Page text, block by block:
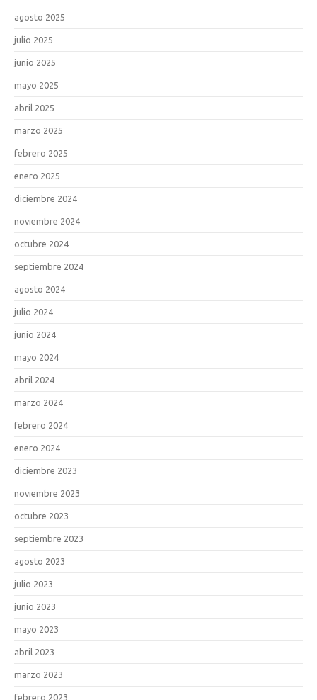
agosto 2025
julio 2025
junio 2025
mayo 2025
abril 2025
marzo 2025
febrero 2025
enero 2025
diciembre 2024
noviembre 2024
octubre 2024
septiembre 2024
agosto 2024
julio 2024
junio 2024
mayo 2024
abril 2024
marzo 2024
febrero 2024
enero 2024
diciembre 2023
noviembre 2023
octubre 2023
septiembre 2023
agosto 2023
julio 2023
junio 2023
mayo 2023
abril 2023
marzo 2023
febrero 2023